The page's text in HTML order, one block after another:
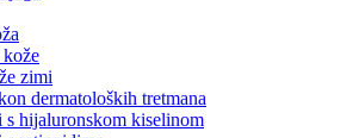
zimi
dermatoloških tretmana
s hijaluronskom kiselinom